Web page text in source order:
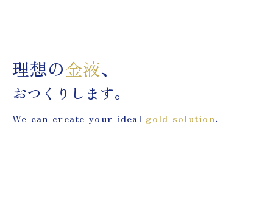
理想の金液、
おつくりします。
We can create your ideal gold solution.